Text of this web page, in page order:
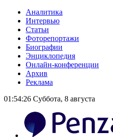
Аналитика
Интервью
Статьи
Фоторепортажи
Биографии
Энциклопедия
Онлайн-конференции
Архив
Реклама
01:54:26 Суббота, 8 августа